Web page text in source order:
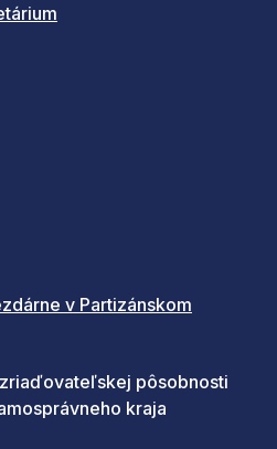
v Partizánskom
pôsobnosti
kraja